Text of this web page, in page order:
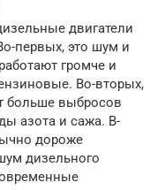
двигатели
первых, это шум и
громче и
Во-вторых,
больше выбросов
азота и сажа. В-
дороже
дизельного